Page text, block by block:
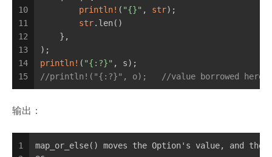
10
11
12
13
14
15
println! ( "{}" , str);
str.len()
    },
);
println! ( "{:?}" , s);
//println!("{:?}", o);   //value borrowed here
输出：
1
map_or_else() moves the Option's value, and